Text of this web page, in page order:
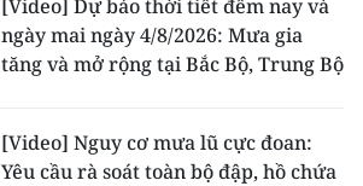
[Video] Dự báo thời tiết đêm nay và
ngày mai ngày 4/8/2026: Mưa gia
tăng và mở rộng tại Bắc Bộ, Trung Bộ
[Video] Nguy cơ mưa lũ cực đoan:
Yêu cầu rà soát toàn bộ đập, hồ chứa